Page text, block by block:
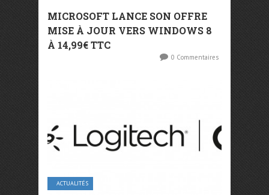
MICROSOFT LANCE SON OFFRE
MISE À JOUR VERS WINDOWS 8
À 14,99€ TTC
0 Commentaires
ACTUALITÉS